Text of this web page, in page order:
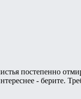
постепенно
- берите.